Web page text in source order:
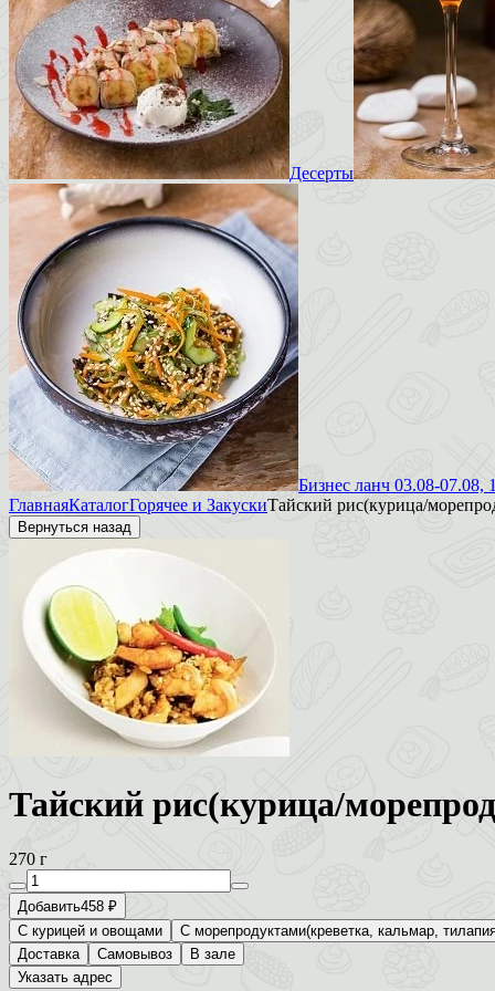
Десерты
Бизнес ланч 03.08-07.08,
ГлавнаяКаталогГорячее и ЗакускиТайский рис(курица/
Вернуться назад
Тайский рис(курица/
270 г
Добавить458 ₽
С курицей и овощами
С морепродуктами(креветка, кальмар,
Доставка
Самовывоз
В зале
Указать адрес